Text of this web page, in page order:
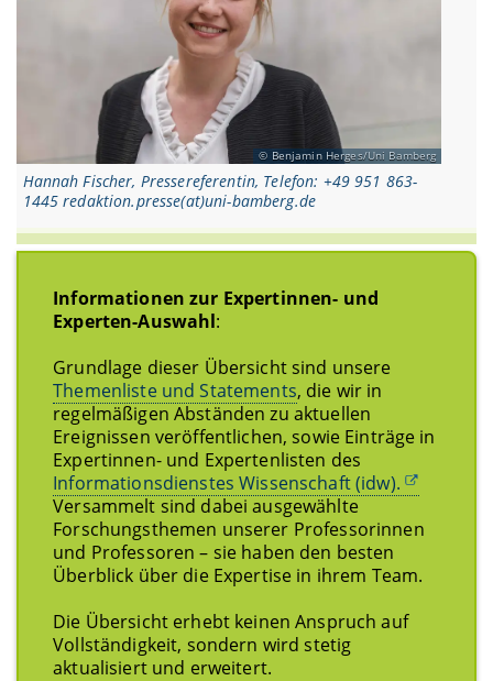
Informationen zur Expertinnen- und
Experten-Auswahl:
Grundlage dieser Übersicht sind unsere
Themenliste und Statements, die wir in
regelmäßigen Abständen zu aktuellen
Ereignissen veröffentlichen, sowie Einträge in
Expertinnen- und Expertenlisten des
Informationsdienstes Wissenschaft (idw).
Versammelt sind dabei ausgewählte
Forschungsthemen unserer Professorinnen
und Professoren – sie haben den besten
Überblick über die Expertise in ihrem Team.
Die Übersicht erhebt keinen Anspruch auf
Vollständigkeit, sondern wird stetig
aktualisiert und erweitert.
Benjamin Herges/Uni Bamberg
Hannah Fischer, Pressereferentin, Telefon: +49 951 863-
1445 redaktion.presse(at)uni-bamberg.de